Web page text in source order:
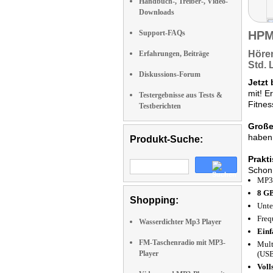
Downloads
Support-FAQs
Erfahrungen, Beiträge
Diskussions-Forum
Testergebnisse aus Tests &
Testberichten
Produkt-Suche:
Shopping:
Wasserdichter Mp3 Player
FM-Taschenradio mit MP3-
Player
Std.
Jetzt
mit!
8